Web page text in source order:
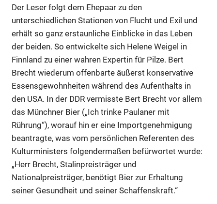
Der Leser folgt dem Ehepaar zu den
unterschiedlichen Stationen von Flucht und Exil und
erhält so ganz erstaunliche Einblicke in das Leben
der beiden. So entwickelte sich Helene Weigel in
Finnland zu einer wahren Expertin für Pilze. Bert
Brecht wiederum offenbarte äußerst konservative
Essensgewohnheiten während des Aufenthalts in
den USA. In der DDR vermisste Bert Brecht vor allem
das Münchner Bier („Ich trinke Paulaner mit
Rührung“), worauf hin er eine Importgenehmigung
beantragte, was vom persönlichen Referenten des
Kulturministers folgendermaßen befürwortet wurde:
„Herr Brecht, Stalinpreisträger und
Nationalpreisträger, benötigt Bier zur Erhaltung
seiner Gesundheit und seiner Schaffenskraft.“